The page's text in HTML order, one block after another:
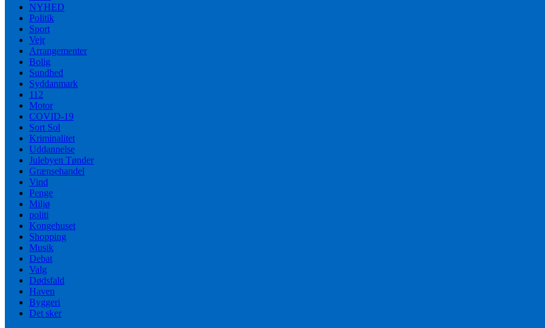
NYHED
Politik
Sport
Vejr
Arrangementer
Bolig
Sundhed
Syddanmark
112
Motor
COVID-19
Sort Sol
Kriminalitet
Uddannelse
Julebyen Tønder
Grænsehandel
Vind
Penge
Miljø
politi
Kongehuset
Shopping
Musik
Debat
Valg
Dødsfald
Haven
Byggeri
Det sker